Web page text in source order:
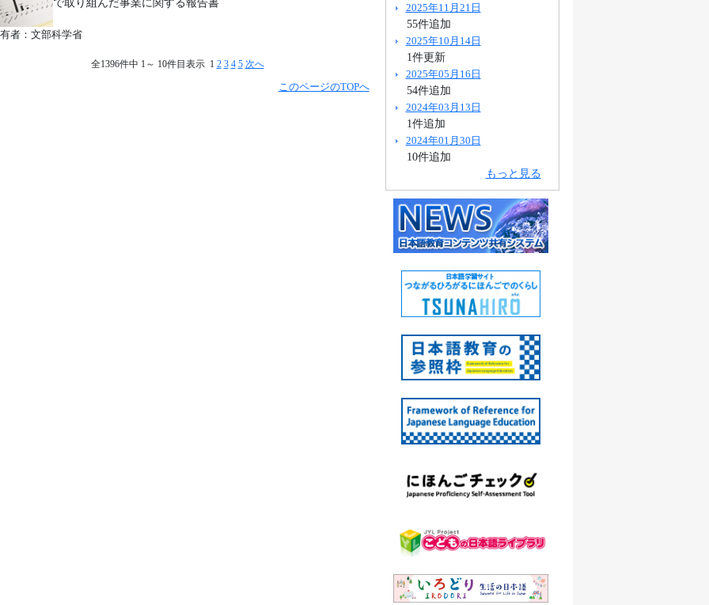
で取り組んだ事業に関する報告書
者：文部科学省
全1396件中 1～ 10件目表示 1 2 3 4 5 次へ
このページのTOPへ
2025年11月21日
55件追加
2025年10月14日
1件更新
2025年05月16日
54件追加
2024年03月13日
1件追加
2024年01月30日
10件追加
もっと見る